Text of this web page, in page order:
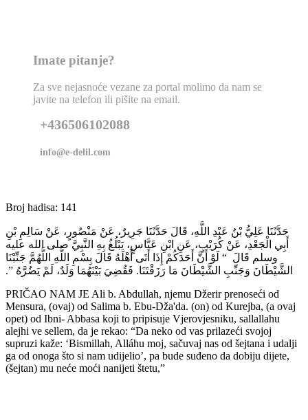
Imate pitanje?
Za sve nejasnoće vezane za portal molimo da nam se
javite na telefon ili pišite na email.
+436506102088
info@e-delil.com
Broj hadisa: 141
حَدَّثَنَا عَلِيُّ بْنُ عَبْدِ اللَّهِ، قَالَ حَدَّثَنَا جَرِيرٌ، عَنْ مَنْصُورٍ، عَنْ سَالِمِ بْنِ
أَبِي الْجَعْدِ، عَنْ كُرَيْبٍ، عَنِ ابْنِ عَبَّاسٍ، يَبْلُغُ بِهِ النَّبِيَّ صلى الله عليه
وسلم قَالَ ‏ “‏ لَوْ أَنَّ أَحَدَكُمْ إِذَا أَتَى أَهْلَهُ قَالَ بِسْمِ اللَّهِ اللَّهُمَّ جَنِّبْنَا
الشَّيْطَانَ وَجَنِّبِ الشَّيْطَانَ مَا رَزَقْتَنَا‏.‏ فَقُضِيَ بَيْنَهُمَا وَلَدٌ، لَمْ يَضُرَّهُ ‏”‏‏.‏
PRIČAO NAM JE Ali b. Abdullah, njemu Džerir prenoseći od
Mensura, (ovaj) od Salima b. Ebu-Dža'da. (on) od Kurejba, (a ovaj
opet) od Ibni- Abbasa koji to pripisuje Vjerovjesniku, sallallahu
alejhi ve sellem, da je rekao: “Da neko od vas prilazeći svojoj
supruzi kaže: ‘Bismillah, Alláhu moj, sačuvaj nas od šejtana i udalji
ga od onoga što si nam udijelio’, pa bude suđeno da dobiju dijete,
(šejtan) mu neće moći nanijeti štetu,”